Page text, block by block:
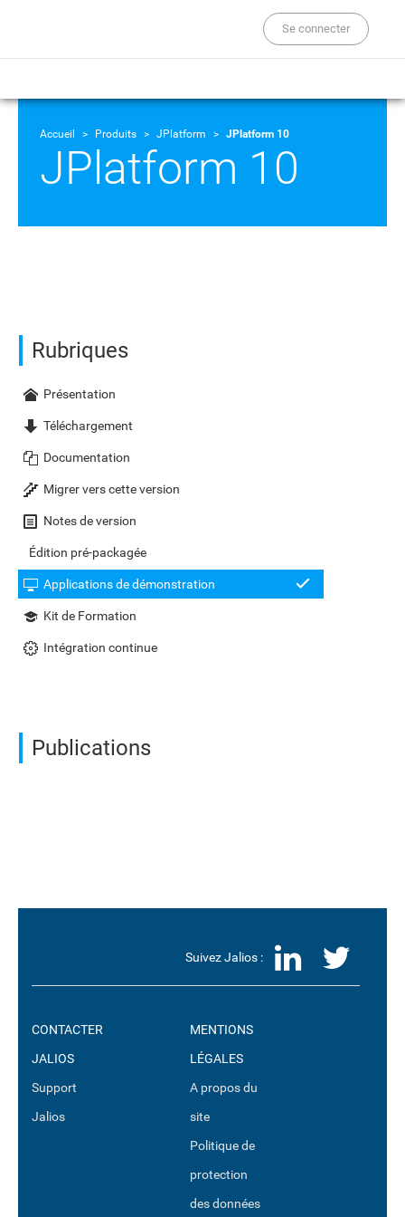
Se connecter
Accueil Produits JPlatform JPlatform 10
JPlatform 10
Rubriques
Présentation
Téléchargement
Documentation
Migrer vers cette version
Notes de version
Édition pré-packagée
Applications de démonstration
Kit de Formation
Intégration continue
Publications
Suivez Jalios :
CONTACTER
JALIOS
Support
Jalios
MENTIONS
LÉGALES
A propos du
site
Politique de
protection
des données